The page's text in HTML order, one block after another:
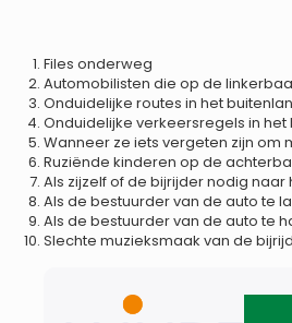
Files onderweg
Automobilisten die op de
Onduidelijke routes in het
Onduidelijke verkeersregels in het
Wanneer ze iets vergeten zijn om
Ruziënde kinderen op de
Als zijzelf of de bijrijder nodig
Als de bestuurder van de auto te
Als de bestuurder van de auto te
Slechte muzieksmaak van de